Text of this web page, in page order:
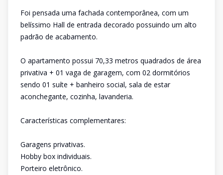
Foi pensada uma fachada contemporânea, com um
belíssimo Hall de entrada decorado possuindo um alto
padrão de acabamento.
O apartamento possui 70,33 metros quadrados de área
privativa + 01 vaga de garagem, com 02 dormitórios
sendo 01 suíte + banheiro social, sala de estar
aconchegante, cozinha, lavanderia.
Características complementares:
Garagens privativas.
Hobby box individuais.
Porteiro eletrônico.